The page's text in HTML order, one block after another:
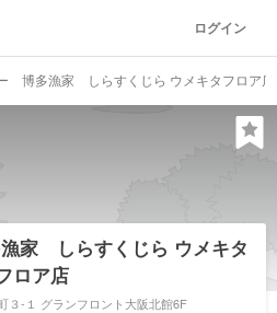
ログイン
博多漁家 しらすくじら ウメキタフロア店
家 しらすくじら ウメキタ
ロア店
３-１ グランフロント大阪北館6F